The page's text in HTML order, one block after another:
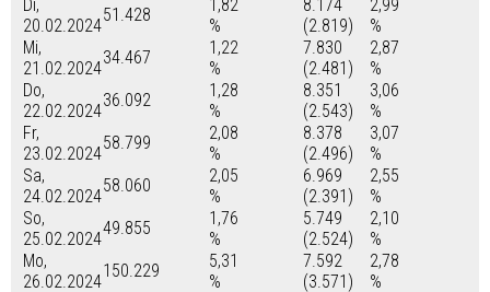
Di,
20.02.2024
51.428
1,82
%
8.174
(2.819)
2,99
%
Mi,
21.02.2024
34.467
1,22
%
7.830
(2.481)
2,87
%
Do,
22.02.2024
36.092
1,28
%
8.351
(2.543)
3,06
%
Fr,
23.02.2024
58.799
2,08
%
8.378
(2.496)
3,07
%
Sa,
24.02.2024
58.060
2,05
%
6.969
(2.391)
2,55
%
So,
25.02.2024
49.855
1,76
%
5.749
(2.524)
2,10
%
Mo,
26.02.2024
150.229
5,31
%
7.592
(3.571)
2,78
%